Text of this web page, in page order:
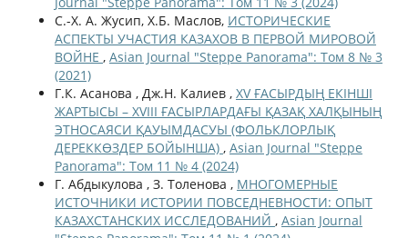
С.-Х. А. Жусип, Х.Б. Маслов, ИСТОРИЧЕСКИЕ
АСПЕКТЫ УЧАСТИЯ КАЗАХОВ В ПЕРВОЙ МИРОВОЙ
ВОЙНЕ , Asian Journal "Steppe Panorama": Том 8 № 3
(2021)
Г.К. Асанова , Дж.Н. Калиев , XV ҒАСЫРДЫҢ ЕКІНШІ
ЖАРТЫСЫ – XVIII ҒАСЫРЛАРДАҒЫ ҚАЗАҚ ХАЛҚЫНЫҢ
ЭТНОСАЯСИ ҚАУЫМДАСУЫ (ФОЛЬКЛОРЛЫҚ
ДЕРЕККӨЗДЕР БОЙЫНША) , Asian Journal "Steppe
Panorama": Том 11 № 4 (2024)
Г. Абдыкулова , З. Толенова , МНОГОМЕРНЫЕ
ИСТОЧНИКИ ИСТОРИИ ПОВСЕДНЕВНОСТИ: ОПЫТ
КАЗАХСТАНСКИХ ИССЛЕДОВАНИЙ , Asian Journal